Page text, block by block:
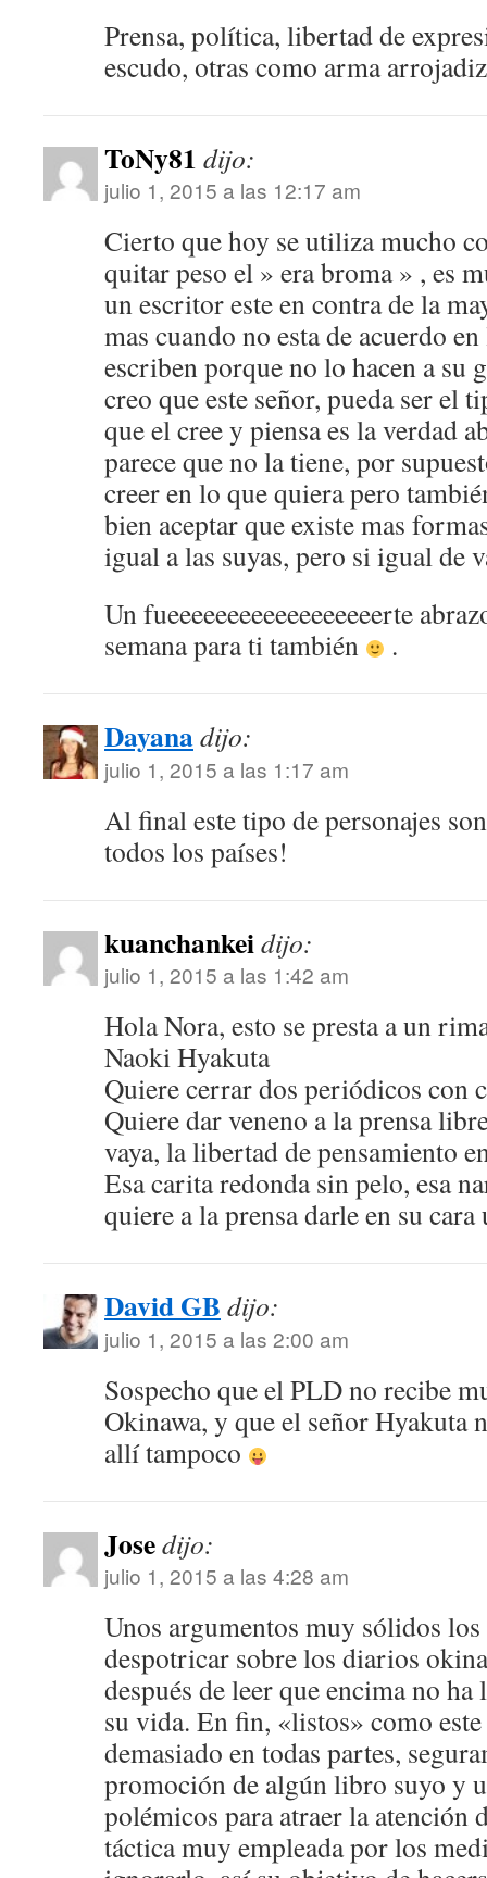
Prensa, política, libertad de
escudo, otras como arma
ToNy81 dijo:
julio 1, 2015 a las 12:17 am
Cierto que hoy se utiliza mucho
quitar peso el » era broma » , es
un escritor este en contra de la
mas cuando no esta de acuerdo
escriben porque no lo hacen a su
creo que este señor, pueda ser el
que el cree y piensa es la verdad
parece que no la tiene, por
creer en lo que quiera pero
bien aceptar que existe mas
igual a las suyas, pero si igual de
Un fueeeeeeeeeeeeeeeeeerte
semana para ti también
.
Dayanadijo:
julio 1, 2015 a las 1:17 am
Al final este tipo de personajes
todos los países!
kuanchankeidijo:
julio 1, 2015 a las 1:42 am
Hola Nora, esto se presta a un
Naoki Hyakuta
Quiere cerrar dos periódicos con
Quiere dar veneno a la prensa
vaya, la libertad de pensamiento
Esa carita redonda sin pelo, esa
quiere a la prensa darle en su
David GB dijo:
julio 1, 2015 a las 2:00 am
Sospecho que el PLD no recibe
Okinawa, y que el señor Hyakuta
allí tampoco
Josedijo:
julio 1, 2015 a las 4:28 am
Unos argumentos muy sólidos los
despotricar sobre los diarios
después de leer que encima no
su vida. En fin, «listos» como
demasiado en todas partes,
promoción de algún libro suyo y
polémicos para atraer la atención
táctica muy empleada por los